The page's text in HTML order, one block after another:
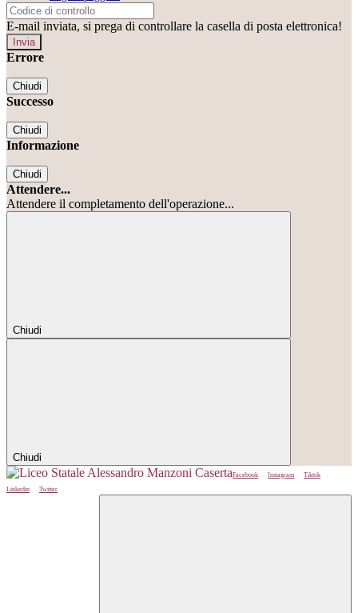
E-mail inviata, si prega di controllare la casella di posta elettronica!
Errore
Chiudi
Successo
Chiudi
Informazione
Chiudi
Attendere...
Attendere il completamento dell'operazione...
Chiudi
Chiudi
Facebook Instagram
Tiktok
Linkedin
Twitter